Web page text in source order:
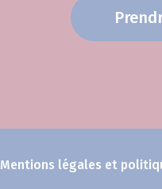
Mentions légales et